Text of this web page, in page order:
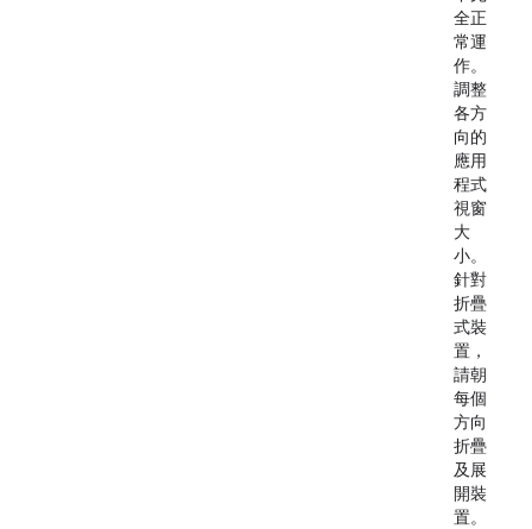
全正
常運
作。
調整
各方
向的
應用
程式
視窗
大
小。
針對
折疊
式裝
置，
請朝
每個
方向
折疊
及展
開裝
置。